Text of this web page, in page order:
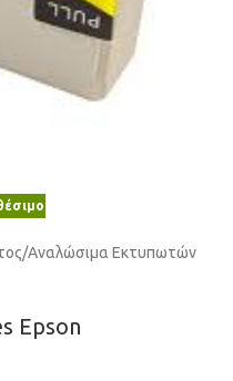
/Αναλώσιμα Εκτυπωτών
Epson